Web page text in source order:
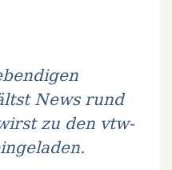
News rund
zu den vtw-